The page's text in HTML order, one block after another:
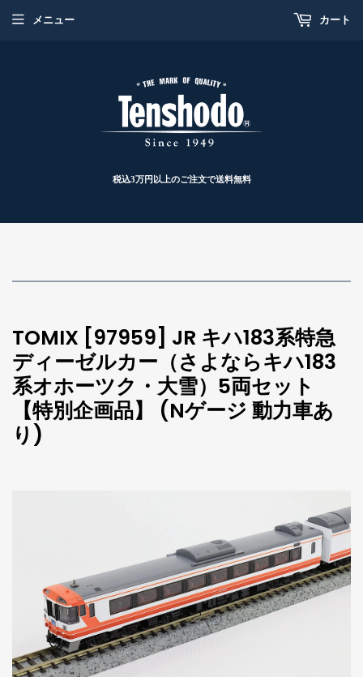
税込3万円以上のご注文で送料無料
メニュー カート
TOMIX [97959] JR キハ183系特急
ディーゼルカー（さよならキハ183
系オホーツク・大雪）5両セット
【特別企画品】 (Nゲージ 動力車あ
り)